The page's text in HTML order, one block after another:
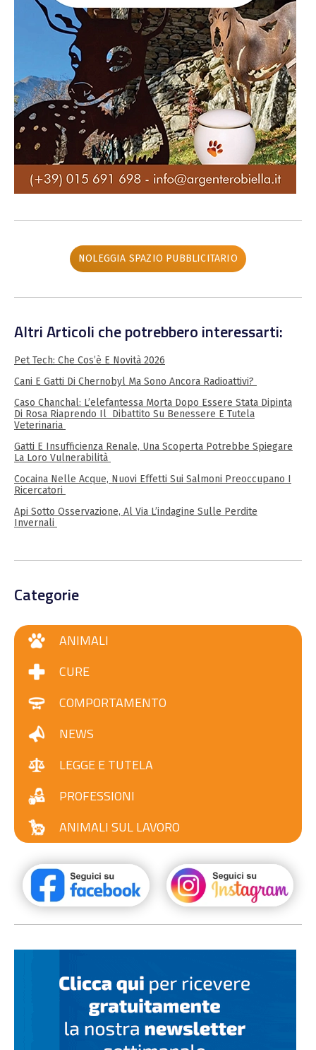
NOLEGGIA SPAZIO PUBBLICITARIO
Altri Articoli che potrebbero interessarti:
Pet Tech: Che Cos’è E Novità 2026
Cani E Gatti Di Chernobyl Ma Sono Ancora Radioattivi?
Caso Chanchal: L’elefantessa Morta Dopo Essere Stata Dipinta
Di Rosa Riaprendo Il Dibattito Su Benessere E Tutela
Veterinaria
Gatti E Insufficienza Renale, Una Scoperta Potrebbe Spiegare
La Loro Vulnerabilità
Cocaina Nelle Acque, Nuovi Effetti Sui Salmoni Preoccupano I
Ricercatori
Api Sotto Osservazione, Al Via L’indagine Sulle Perdite
Invernali
Categorie
ANIMALI
CURE
COMPORTAMENTO
NEWS
LEGGE E TUTELA
PROFESSIONI
ANIMALI SUL LAVORO